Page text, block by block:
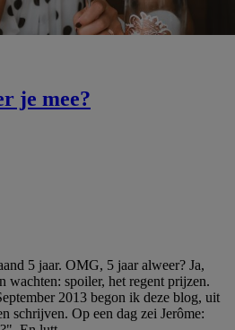
je mee?
5 jaar. OMG, 5 jaar alweer? Ja,
wachten: spoiler, het regent prijzen.
2013 begon ik deze blog, uit
schrijven. Op een dag zei Jerôme: